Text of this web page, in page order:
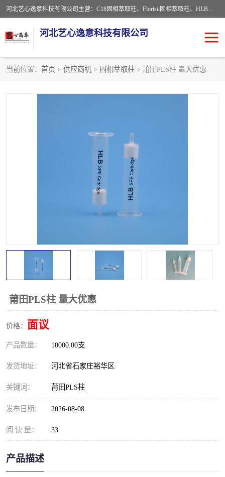
河北艺心逸意科技有限公司主营：C18固相萃取柱、Florisil固相萃取柱、HLB固相萃取柱、MCX固相萃取柱、QuEChERS、固相萃取空柱、针式过滤器 、固相萃取柱、黄曲霉毒素亲和柱。全国咨询热线：18630105913。河北艺心逸意科技有限公司接受来样定做，我们秉承着“顾客至上，锐意进取”的经营理念，坚持客户至上的原则为广大客户提供优质的服务，欢迎广大客户惠顾！免费咨询！
河北艺心逸意科技有限公司
当前位置： 首页 > 供应商机 > 固相萃取柱 > 莆田PLS柱 量大优惠
莆田PLS柱 量大优惠
价格： 面议
产品数量： 10000.00支
发货地址： 河北省石家庄裕华区
关键词： 莆田PLS柱
发布日期： 2026-08-08
阅 读 量： 33
产品描述
SPE填料
过滤器/滤膜
SPE配件